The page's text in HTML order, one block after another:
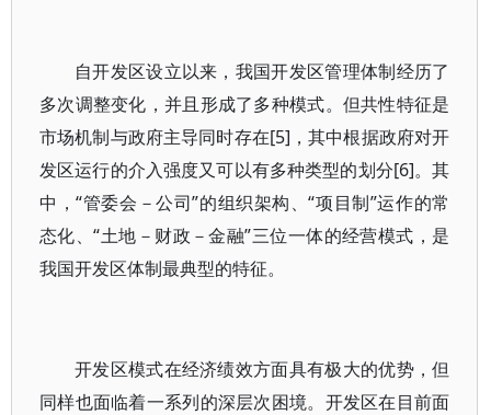
自开发区设立以来，我国开发区管理体制经历了
多次调整变化，并且形成了多种模式。但共性特征是
市场机制与政府主导同时存在[5]，其中根据政府对开
发区运行的介入强度又可以有多种类型的划分[6]。其
中，“管委会－公司”的组织架构、“项目制”运作的常
态化、“土地－财政－金融”三位一体的经营模式，是
我国开发区体制最典型的特征。
开发区模式在经济绩效方面具有极大的优势，但
同样也面临着一系列的深层次困境。开发区在目前面